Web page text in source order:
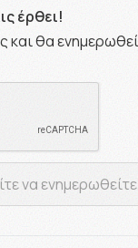
έρθει!
θα